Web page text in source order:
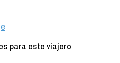
para este viajero